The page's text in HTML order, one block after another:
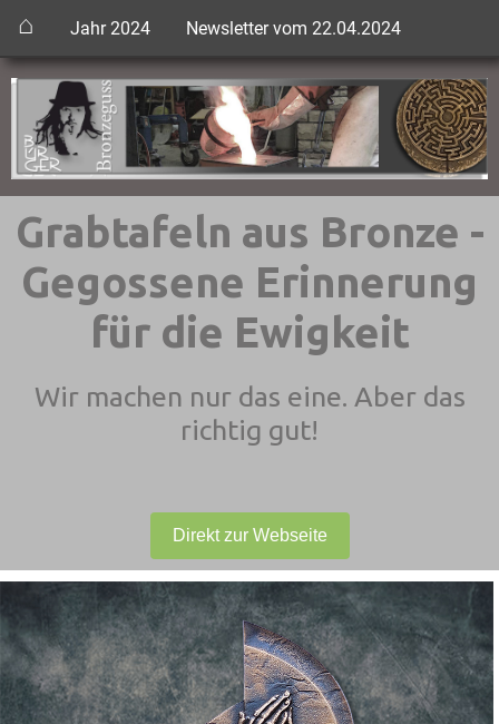
⌂ Jahr 2024 Newsletter vom 22.04.2024
Grabtafeln aus Bronze -
Gegossene Erinnerung
für die Ewigkeit
Wir machen nur das eine. Aber das
richtig gut!
Direkt zur Webseite